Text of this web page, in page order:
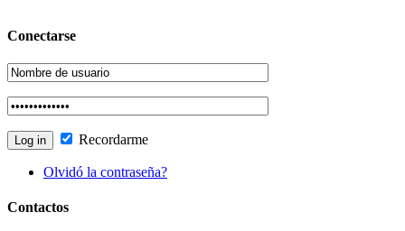
Conectarse
Recordarme
Olvidó la contraseña?
Contactos